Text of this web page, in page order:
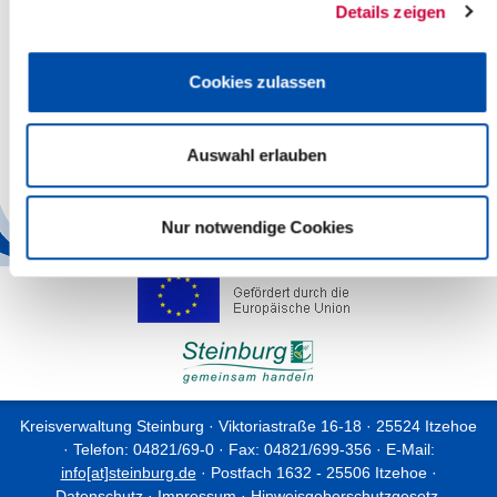
Details zeigen
Cookies zulassen
Auswahl erlauben
Nur notwendige Cookies
Nr. 69/2016 vom 02.11.2016
2015 sowie Bericht des Rechnungsprüfungsamtes
Read more
Kreisverwaltung Steinburg · Viktoriastraße 16-18 · 25524 Itzehoe
· Telefon: 04821/69-0 · Fax: 04821/699-356 · E-Mail:
info[at]steinburg.de· Postfach 1632 - 25506 Itzehoe ·